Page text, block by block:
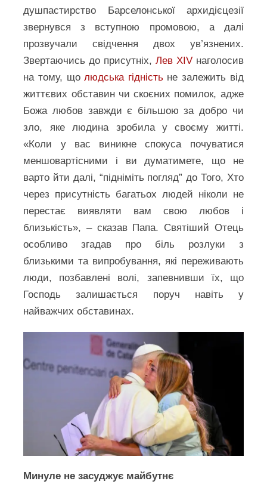
душпастирство Барселонської архидієцезії
звернувся з вступною промовою, а далі
прозвучали свідчення двох ув’язнених.
Звертаючись до присутніх, Лев XIV наголосив
на тому, щолюдська гідністьне залежить від
життєвих обставин чи скоєних помилок, адже
Божа любов завжди є більшою за добро чи
зло, яке людина зробила у своєму житті.
«Коли у вас виникне спокуса почуватися
меншовартісними і ви думатимете, що не
варто йти далі, “підніміть погляд” до Того, Хто
через присутність багатьох людей ніколи не
перестає виявляти вам свою любов і
близькість», – сказав Папа. Святіший Отець
особливо згадав про біль розлуки з
близькими та випробування, які переживають
люди, позбавлені волі, запевнивши їх, що
Господь залишається поруч навіть у
найважчих обставинах.
Минуле не засуджує майбутнє